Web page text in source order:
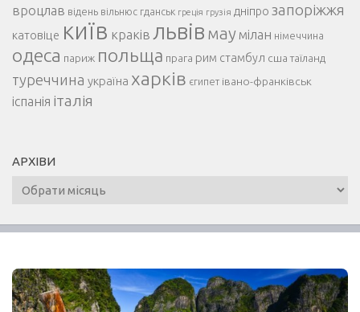
вроцлав відень вільнюс гданськ греція грузія дніпро запоріжжя
катовіце київ краків львів мау мілан німеччина
одеса париж польща прага рим стамбул сша таїланд
туреччина україна харків єгипет івано-франківськ
іспанія італія
АРХІВИ
Архіви